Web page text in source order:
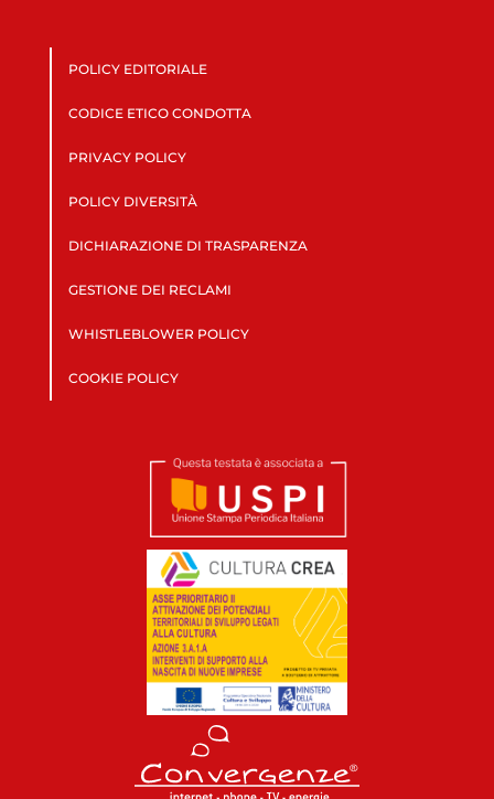
POLICY EDITORIALE
CODICE ETICO CONDOTTA
PRIVACY POLICY
POLICY DIVERSITÀ
DICHIARAZIONE DI TRASPARENZA
GESTIONE DEI RECLAMI
WHISTLEBLOWER POLICY
COOKIE POLICY